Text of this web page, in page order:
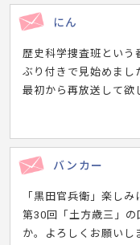
にん
歴史科学捜査班という
ぶり付きで見始めまし
最初から再放送して欲
バンカー
「黒田官兵衛」楽しみ
第30回「土方歳三」の
か。よろしくお願いし